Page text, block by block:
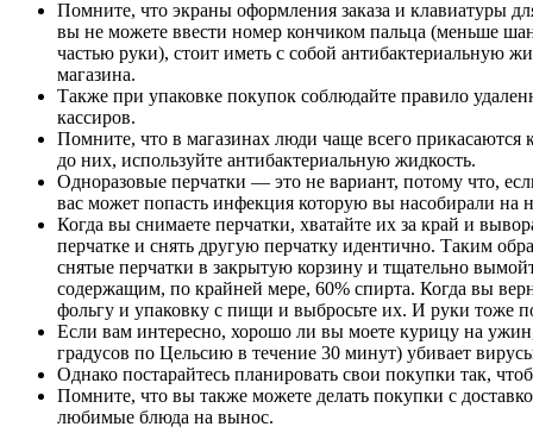
Помните, что экраны оформления заказа и клавиатуры
вы не можете ввести номер кончиком пальца (меньше
частью руки), стоит иметь с собой антибактериальную
магазина.
Также при упаковке покупок соблюдайте правило
кассиров.
Помните, что в магазинах люди чаще всего
до них, используйте антибактериальную жидкость.
Одноразовые перчатки — это не вариант, потому что,
вас может попасть инфекция которую вы насобирали на
Когда вы снимаете перчатки, хватайте их за край и
перчатке и снять другую перчатку идентично. Таким
снятые перчатки в закрытую корзину и тщательно
содержащим, по крайней мере, 60% спирта. Когда вы
фольгу и упаковку с пищи и выбросьте их. И руки тоже
Если вам интересно, хорошо ли вы моете курицу на
градусов по Цельсию в течение 30 минут) убивает
Однако постарайтесь планировать свои покупки так,
Помните, что вы также можете делать покупки с
любимые блюда на вынос.